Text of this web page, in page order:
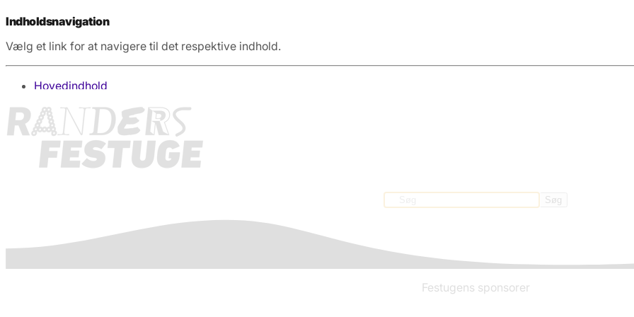
Indholdsnavigation
Vælg et link for at navigere til det respektive indhold.
gå til
Hovedindhold
Søg efter indhold, nyheder eller artikler
Søg
Festugens sponsorer